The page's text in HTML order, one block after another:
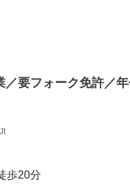
要フォーク免許／
歩20分